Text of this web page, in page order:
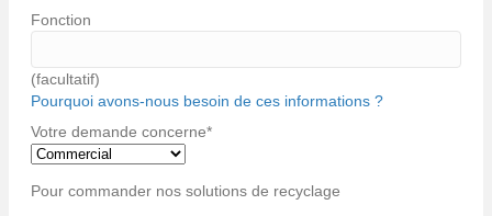
Fonction
(facultatif)
Pourquoi avons-nous besoin de ces informations ?
Votre demande concerne*
Pour commander nos solutions de recyclage